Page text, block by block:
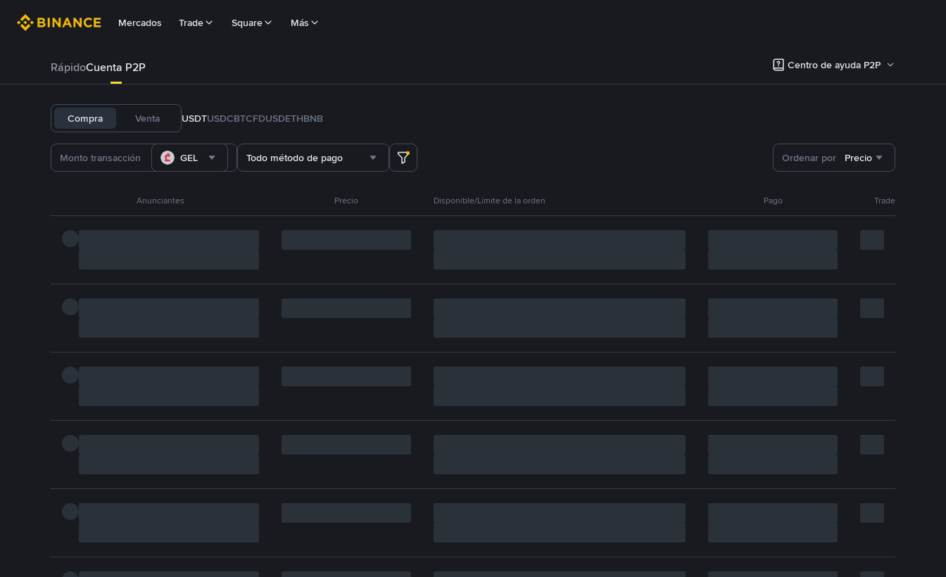
Mercados Trade Square Más
RápidoCuenta P2P Centro de ayuda P2P
Compra Venta USDTUSDCBTCFDUSDETHBNB
GEL Todo método de pago Ordenar por Precio
Anunciantes Precio Disponible/Límite de la orden Pago Trade